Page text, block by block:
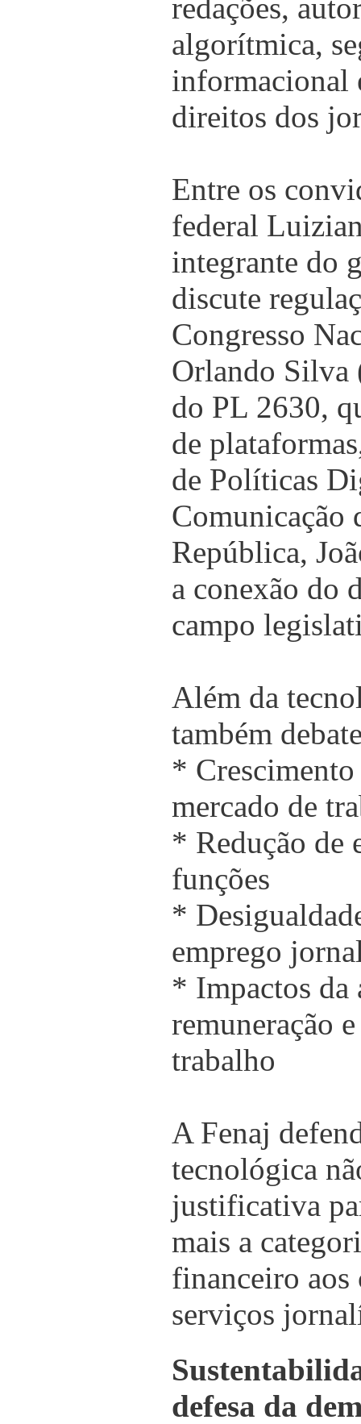
redações,
algorítmica,
informacional
direitos dos
Entre os
federal
integrante do
discute
Congresso
Orlando Silva
do PL 2630,
de
de Políticas
Comunicação
República,
a conexão do
campo
Além da
também
*
mercado de
* Redução de
funções
*
emprego
* Impactos da
remuneração
trabalho
A Fenaj
tecnológica
justificativa
mais a
financeiro aos
serviços
defesa da